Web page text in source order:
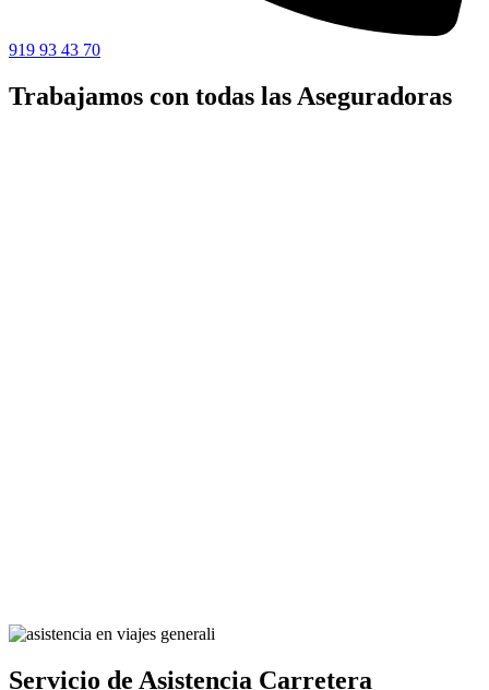
919 93 43 70
Trabajamos con todas las Aseguradoras
Servicio de Asistencia Carretera